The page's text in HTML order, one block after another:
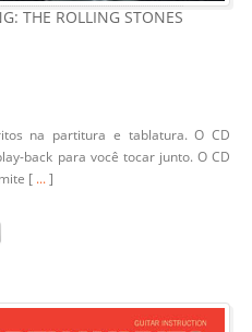
THE ROLLING STONES
na partitura e tablatura. O CD
back para você tocar junto. O CD
[ ...]